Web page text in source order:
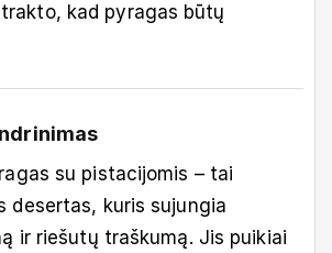
kad pyragas būtų
su pistacijomis – tai
desertas, kuris sujungia
ir riešutų traškumą. Jis puikiai